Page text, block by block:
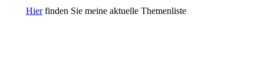
Hierfinden Sie meine aktuelle Themenliste